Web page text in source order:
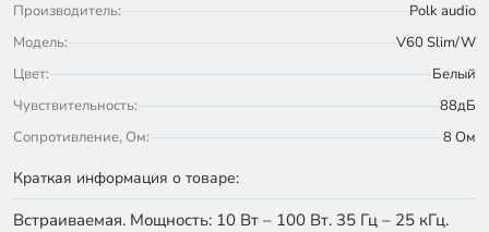
Производитель:
Polk audio
Модель:
V60 Slim/W
Цвет:
Белый
Чувствительность:
88дБ
Сопротивление, Ом:
8 Ом
Краткая информация о товаре:
Встраиваемая. Мощность: 10 Вт – 100 Вт. 35 Гц – 25 кГц.